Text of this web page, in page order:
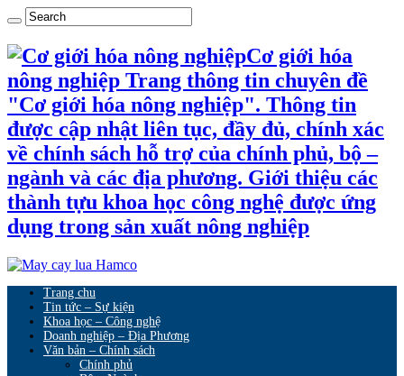
Cơ giới hóa
nông nghiệp Trang thông tin chuyên đề
"Cơ giới hóa nông nghiệp". Thông tin
được cập nhật liên tục, đầy đủ, chính xác
về chính sách hỗ trợ của chính phủ, bộ –
ngành và các địa phương. Giới thiệu các
thành tựu khoa học công nghệ được ứng
dụng trong sản xuất nông nghiệp
Trang chu
Tin tức – Sự kiện
Khoa học – Công nghệ
Doanh nghiệp – Địa Phương
Văn bản – Chính sách
Chính phủ